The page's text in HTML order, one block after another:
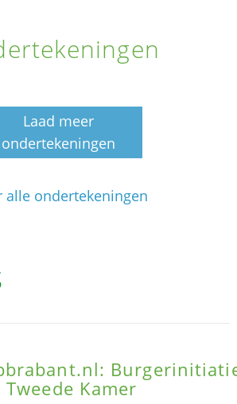
Laad meer
ondertekeningen
alle ondertekeningen
Kamer